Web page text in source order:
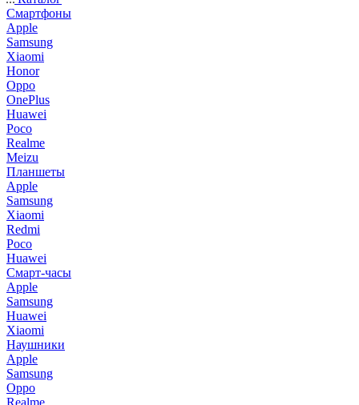
Смартфоны
Apple
Samsung
Xiaomi
Honor
Oppo
OnePlus
Huawei
Poco
Realme
Meizu
Планшеты
Apple
Samsung
Xiaomi
Redmi
Poco
Huawei
Смарт-часы
Apple
Samsung
Huawei
Xiaomi
Наушники
Apple
Samsung
Oppo
Realme